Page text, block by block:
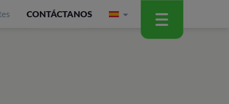
CONTÁCTANOS